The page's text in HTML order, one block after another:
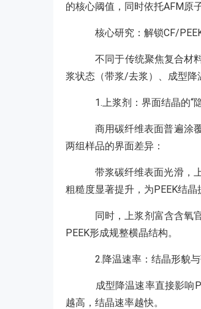
的核心阈值，同时依托AFM原
核心研究：解锁CF/
不同于传统聚焦复合材
浆状态（带浆/去浆）、成型降
1.上浆剂：界面结晶的“
商用碳纤维表面普遍涂
两组样品的界面差异：
带浆碳纤维表面光滑，
粗糙度显著提升，为PEEK结
同时，上浆剂富含含氧
PEEK形成规整横晶结构。
2.降温速率：结晶形貌与
成型降温速率直接影响
越高，结晶速率越快。